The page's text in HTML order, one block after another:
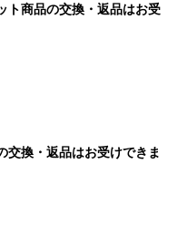
ト商品の交換・返品はお受
交換・返品はお受けできま